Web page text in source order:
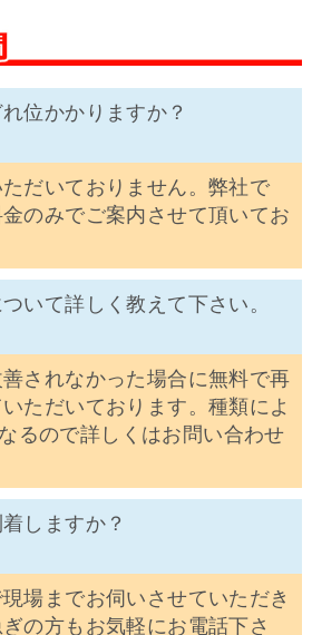
位かかりますか？
だいておりません。弊社で
のみでご案内させて頂いてお
いて詳しく教えて下さい。
されなかった場合に無料で再
ただいております。種類によ
るので詳しくはお問い合わせ
しますか？
場までお伺いさせていただき
の方もお気軽にお電話下さ